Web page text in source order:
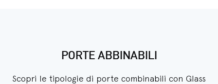
PORTE ABBINABILI
Scopri le tipologie di porte combinabili con Glass